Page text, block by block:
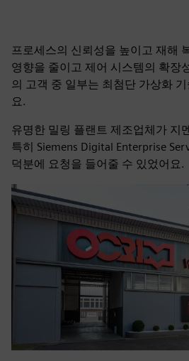
프로세스의 신뢰성을 높이고 재해
영향을 줄이고 제어 시스템의 확장
의 고객 중 일부는 최첨단 가상화
요.
유명한 밀링 플랜트 제조업체가 지
특히 Siemens Digital Enterprise
덕분에 요청을 들어줄 수 있었어요.